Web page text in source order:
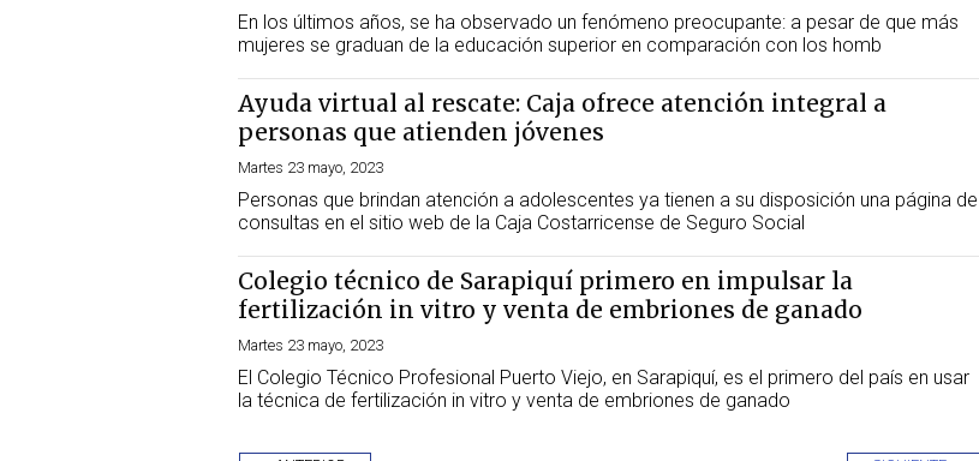
En los últimos años, se ha observado un fenómeno preocupante: a pesar de que más
mujeres se graduan de la educación superior en comparación con los homb
Ayuda virtual al rescate: Caja ofrece atención integral a
personas que atienden jóvenes
Martes 23 mayo, 2023
Personas que brindan atención a adolescentes ya tienen a su disposición una página de
consultas en el sitio web de la Caja Costarricense de Seguro Social
Colegio técnico de Sarapiquí primero en impulsar la
fertilización in vitro y venta de embriones de ganado
Martes 23 mayo, 2023
El Colegio Técnico Profesional Puerto Viejo, en Sarapiquí, es el primero del país en usar
la técnica de fertilización in vitro y venta de embriones de ganado